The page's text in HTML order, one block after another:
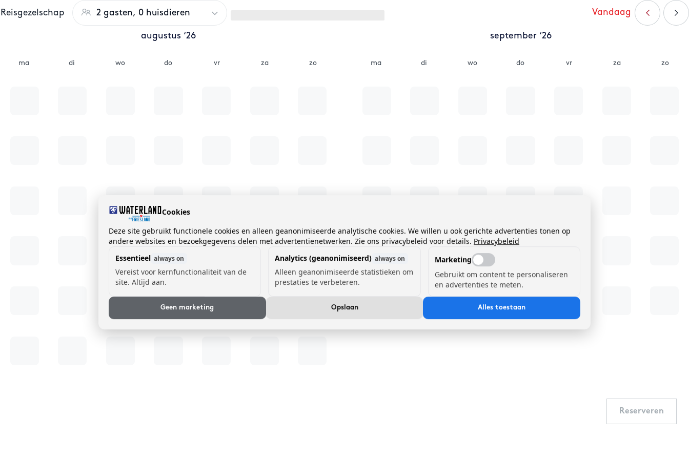
Reisgezelschap 2 gasten, 0 huisdieren Vandaag
augustus ‘26
ma di wo do vr za zo
september ‘26
ma di wo do vr za zo
Reserveren
Cookies
Deze site gebruikt functionele cookies en alleen geanonimiseerde analytische cookies. We willen u ook gerichte advertenties tonen op
andere websites en bezoekgegevens delen met advertentienetwerken. Zie ons privacybeleid voor details. Privacybeleid
Essentieel always on
Vereist voor kernfunctionaliteit van de
site. Altijd aan.
Analytics (geanonimiseerd) always on
Alleen geanonimiseerde statistieken om
prestaties te verbeteren.
Marketing
Gebruikt om content te personaliseren
en advertenties te meten.
Geen marketing Opslaan Alles toestaan